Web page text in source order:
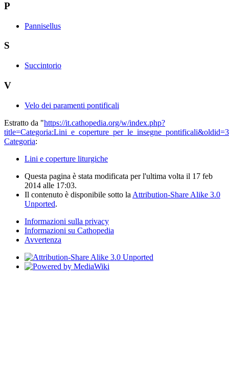
P
Pannisellus
S
Succintorio
V
Velo dei paramenti pontificali
Estratto da "https://it.cathopedia.org/w/index.php?
Categoria:
Lini e coperture liturgiche
Questa pagina è stata modificata per l'ultima volta il 17 feb
2014 alle 17:03.
Il contenuto è disponibile sotto la Attribution-Share Alike 3.0
Unported.
Informazioni sulla privacy
Informazioni su Cathopedia
Avvertenza